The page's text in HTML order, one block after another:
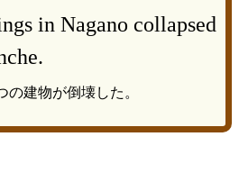
in Nagano collapsed
建物が倒壊した。